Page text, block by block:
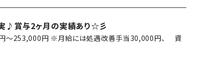
♪賞与2ヶ月の実績あり☆彡
～253,000円 ※月給には処遇改善手当30,000円、 資